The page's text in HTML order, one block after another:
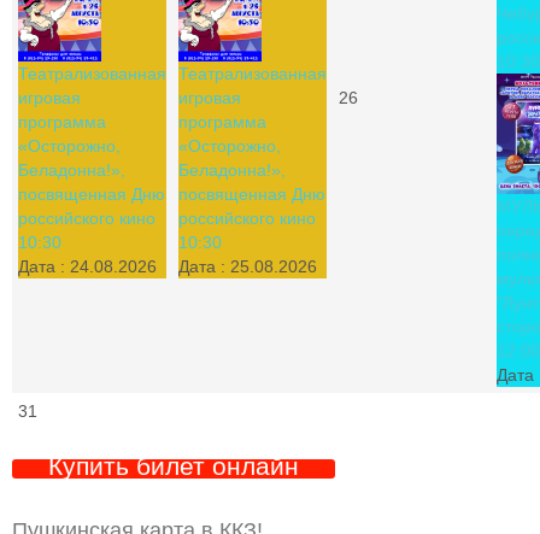
Театрализованная
игровая
программа
«Осторожно,
Беладонна!»,
посвященная Дню
российского кино
10:30
Дата : 24.08.2026
Театрализованная
игровая
программа
«Осторожно,
Беладонна!»,
посвященная Дню
российского кино
10:30
Дата : 25.08.2026
26
10:30
12:00
31
Купить билет онлайн